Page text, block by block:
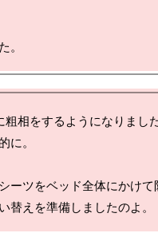
相をするようになりまし
に。
ーツをベッド全体にかけて